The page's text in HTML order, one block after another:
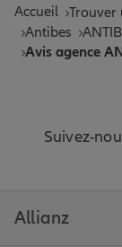
Accueil Trouver
Antibes
Avis agence
Suivez-
Allianz